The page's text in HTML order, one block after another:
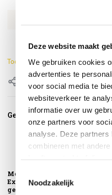
Deze website maakt
We gebruiken cookies
advertenties te
voor social media te
websiteverkeer te
informatie over uw
onze partners voor
analyse. Deze partners
combineren met
Noodzakelijk
Toon meer
Gerelateerde producten
Montagelevering -
Extra gemak &
geen afval